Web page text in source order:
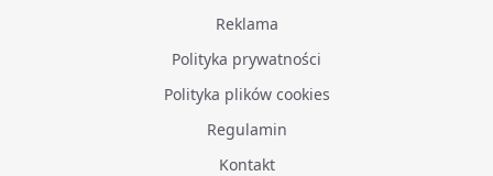
Reklama
Polityka prywatności
Polityka plików cookies
Regulamin
Kontakt